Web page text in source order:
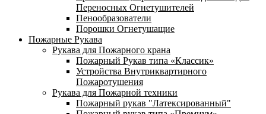
Переносных Огнетушителей
Пенообразователи
Порошки Огнетушащие
Пожарные Рукава
Рукава для Пожарного крана
Пожарный Рукав типа «Классик»
Устройства Внутриквартирного
Пожаротушения
Рукава для Пожарной техники
Пожарный рукав "Латексированный"